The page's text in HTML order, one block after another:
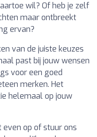
wil? Of heb je zelf
maar ontbreekt
ervan?
van de juiste keuzes
past bij jouw wensen
voor een goed
merken. Het
helemaal op jouw
even op of stuur ons